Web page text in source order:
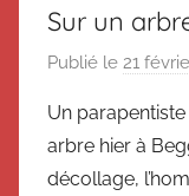
Suisse
Suisse
Magazine
Messager
Suisse
Sur un
Publié le 21
Un
arbre hier à
décollage,